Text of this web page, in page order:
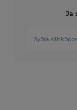
Ja